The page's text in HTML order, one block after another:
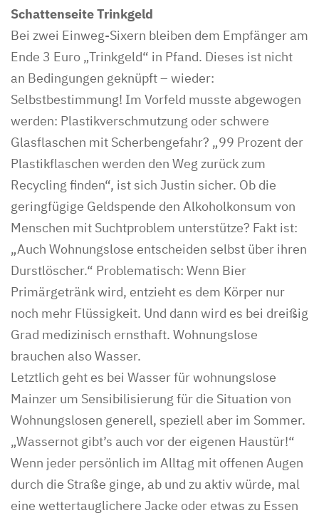
Schattenseite Trinkgeld
Bei zwei Einweg-Sixern bleiben dem Empfänger am
Ende 3 Euro „Trinkgeld“ in Pfand. Dieses ist nicht
an Bedingungen geknüpft – wieder:
Selbstbestimmung! Im Vorfeld musste abgewogen
werden: Plastikverschmutzung oder schwere
Glasflaschen mit Scherbengefahr? „99 Prozent der
Plastikflaschen werden den Weg zurück zum
Recycling finden“, ist sich Justin sicher. Ob die
geringfügige Geldspende den Alkoholkonsum von
Menschen mit Suchtproblem unterstütze? Fakt ist:
„Auch Wohnungslose entscheiden selbst über ihren
Durstlöscher.“ Problematisch: Wenn Bier
Primärgetränk wird, entzieht es dem Körper nur
noch mehr Flüssigkeit. Und dann wird es bei dreißig
Grad medizinisch ernsthaft. Wohnungslose
brauchen also Wasser.
Letztlich geht es bei Wasser für wohnungslose
Mainzer um Sensibilisierung für die Situation von
Wohnungslosen generell, speziell aber im Sommer.
„Wassernot gibt’s auch vor der eigenen Haustür!“
Wenn jeder persönlich im Alltag mit offenen Augen
durch die Straße ginge, ab und zu aktiv würde, mal
eine wettertauglichere Jacke oder etwas zu Essen